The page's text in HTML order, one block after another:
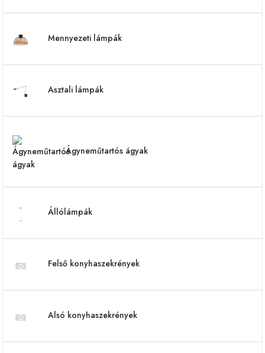
Mennyezeti lámpák
Asztali lámpák
Ágyneműtartós ágyak
Állólámpák
Felső konyhaszekrények
Alsó konyhaszekrények